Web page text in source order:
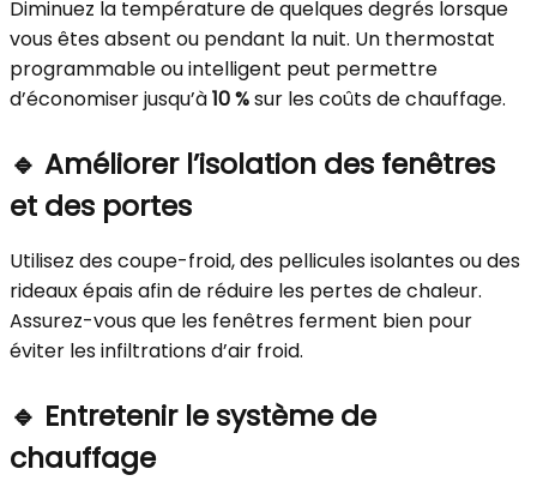
Diminuez la température de quelques degrés lorsque
vous êtes absent ou pendant la nuit. Un thermostat
programmable ou intelligent peut permettre
d’économiser jusqu’à10 %sur les coûts de chauffage.
🔹 Améliorer l’isolation des fenêtres
et des portes
Utilisez des coupe-froid, des pellicules isolantes ou des
rideaux épais afin de réduire les pertes de chaleur.
Assurez-vous que les fenêtres ferment bien pour
éviter les infiltrations d’air froid.
🔹 Entretenir le système de
chauffage